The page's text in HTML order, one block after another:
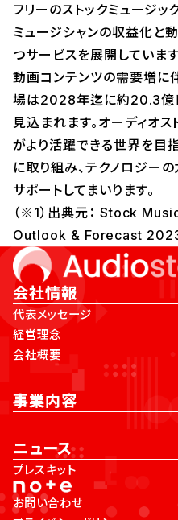
フリーのストックミュージ
ミュージシャンの収益化と
つサービスを展開しています
動画コンテンツの需要増に
場は2028年迄に約20.3億ド
見込まれます。オーディオス
がより活躍できる世界を目
に取り組み、テクノロジー
サポートしてまいります。
（※1）出典元： Stock
Outlook & Forecast
会社情報
代表メッセージ
経営理念
会社概要
事業内容
ニュース
プレスキット
お問い合わせ